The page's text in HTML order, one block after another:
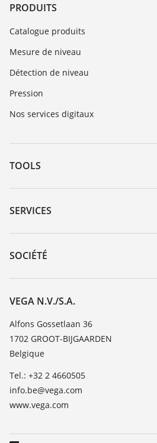
PRODUITS
Catalogue produits
Mesure de niveau
Détection de niveau
Pression
Nos services digitaux
TOOLS
Téléchargements
Recherche par numéro de série
DTM Collection/PACTware
SERVICES
Retour d'appareil
Formations
TeamViewer
SOCIÉTÉ
Carrière
À propos de VEGA
Contact
News
Presse
Blog
VEGA N.V./S.A.
Alfons Gossetlaan 36
1702 GROOT-BIJGAARDEN
Belgique
Tel.: +32 2 4660505
info.be@vega.com
www.vega.com